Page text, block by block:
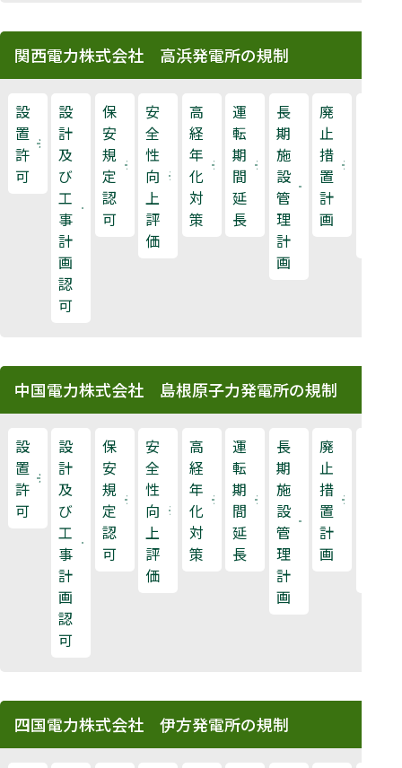
関西電力株式会社 高浜発電所の規制
設
置
許
可
設
計
及
び
工
事
計
画
認
可
保
安
規
定
認
可
安
全
性
向
上
評
価
高
経
年
化
対
策
運
転
期
間
延
長
長
期
施
設
管
理
計
画
廃
止
措
置
計
画
中国電力株式会社 島根原子力発電所の規制
設
置
許
可
設
計
及
び
工
事
計
画
認
可
保
安
規
定
認
可
安
全
性
向
上
評
価
高
経
年
化
対
策
運
転
期
間
延
長
長
期
施
設
管
理
計
画
廃
止
措
置
計
画
四国電力株式会社 伊方発電所の規制